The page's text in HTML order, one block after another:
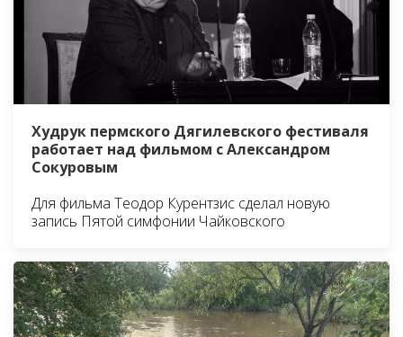
Худрук пермского Дягилевского фестиваля
работает над фильмом с Александром
Сокуровым
Для фильма Теодор Курентзис сделал новую
запись Пятой симфонии Чайковского